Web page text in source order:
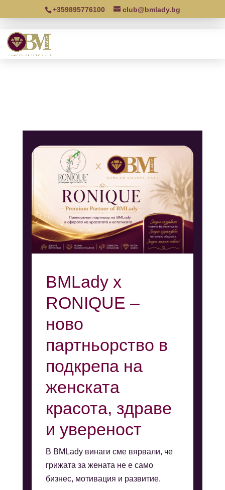
+359895776100 club@bmlady.bg
BMLady x
RONIQUE –
ново
партньорство в
подкрепа на
женската
красота, здраве
и увереност
В BMLady винаги сме вярвали, че
грижата за жената не е само
бизнес, мотивация и развитие.